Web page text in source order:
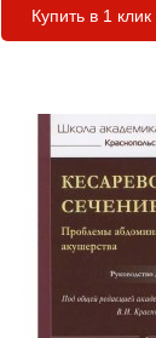
Купить в 1 клик